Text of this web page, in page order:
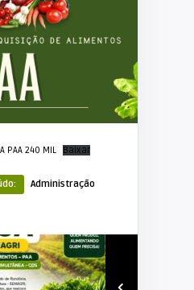
PAA 240 MIL Baixar
Administração